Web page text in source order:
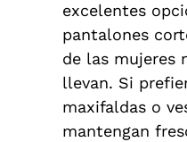
excelentes
pantalones
de las mujeres
llevan. Si
maxifaldas o
mantengan